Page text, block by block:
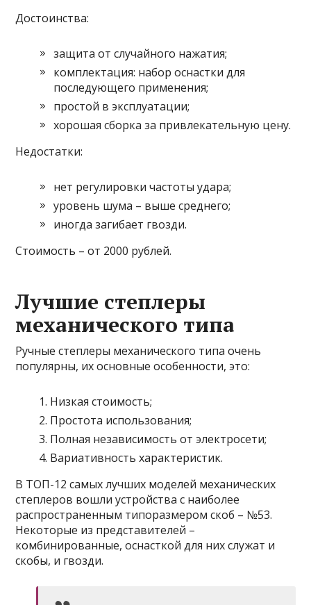
Достоинства:
защита от случайного нажатия;
комплектация: набор оснастки для
последующего применения;
простой в эксплуатации;
хорошая сборка за привлекательную цену.
Недостатки:
нет регулировки частоты удара;
уровень шума – выше среднего;
иногда загибает гвозди.
Стоимость – от 2000 рублей.
Лучшие степлеры
механического типа
Ручные степлеры механического типа очень
популярны, их основные особенности, это:
Низкая стоимость;
Простота использования;
Полная независимость от электросети;
Вариативность характеристик.
В ТОП-12 самых лучших моделей механических
степлеров вошли устройства с наиболее
распространенным типоразмером скоб – №53.
Некоторые из представителей –
комбинированные, оснасткой для них служат и
скобы, и гвозди.